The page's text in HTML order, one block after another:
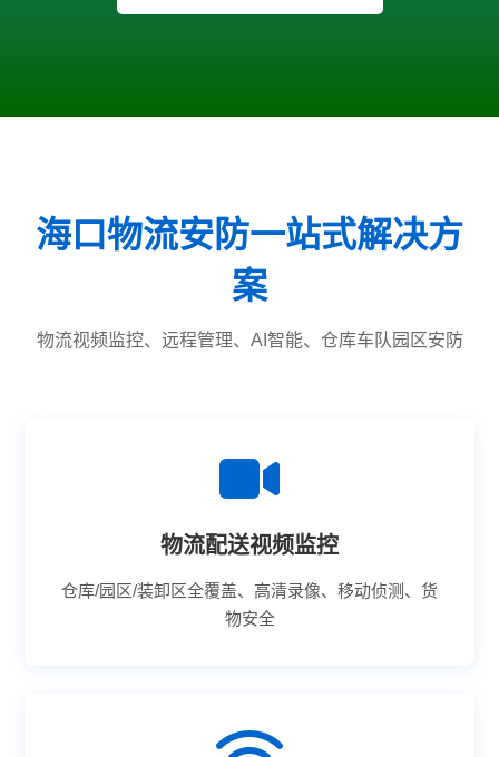
海口物流安防一站式解决方
案
物流视频监控、远程管理、AI智能、仓库车队园区安防
物流配送视频监控
仓库/园区/装卸区全覆盖、高清录像、移动侦测、货
物安全